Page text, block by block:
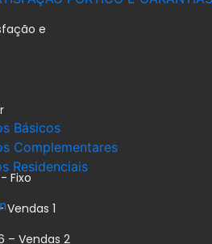
Básicos
Complementares
Residenciais
e
Fixo
Vendas 1
– Vendas 2